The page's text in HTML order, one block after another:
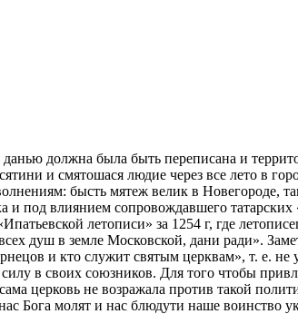
должна была быть переписана и
и смятошася людие через все лето в
бысть мятеж велик в Новегороде,
и под влиянием сопровождавшего
летописи» за 1254 г, где
душ в земле Московской, дани ради».
и кто служит святым церквам», т. е.
в своих союзников. Для того чтобы
церковь не возражала против такой
Бога молят и нас блюдути наше воинство